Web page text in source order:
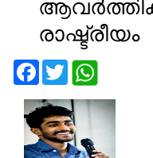
രാഷ്ട്രീയം
FacebookTwitter